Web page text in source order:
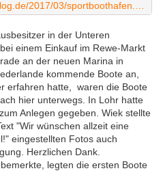
in der Unteren
einem Einkauf im Rewe-Markt
an der neuen Marina in
kommende Boote an,
erfahren hatte, waren die Boote
hier unterwegs. In Lohr hatte
Anlegen gegeben. Wiek stellte
"Wir wünschen allzeit eine
eingestellten Fotos auch
Herzlichen Dank.
legten die ersten Boote